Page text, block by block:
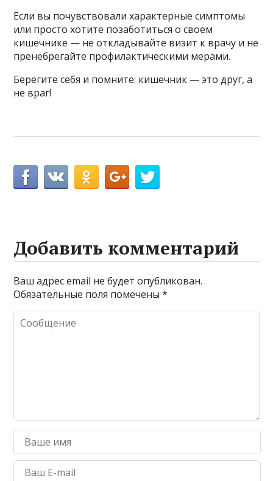
Если вы почувствовали характерные симптомы
или просто хотите позаботиться о своем
кишечнике — не откладывайте визит к врачу и не
пренебрегайте профилактическими мерами.
Берегите себя и помните: кишечник — это друг, а
не враг!
Добавить комментарий
Ваш адрес email не будет опубликован.
Обязательные поля помечены*